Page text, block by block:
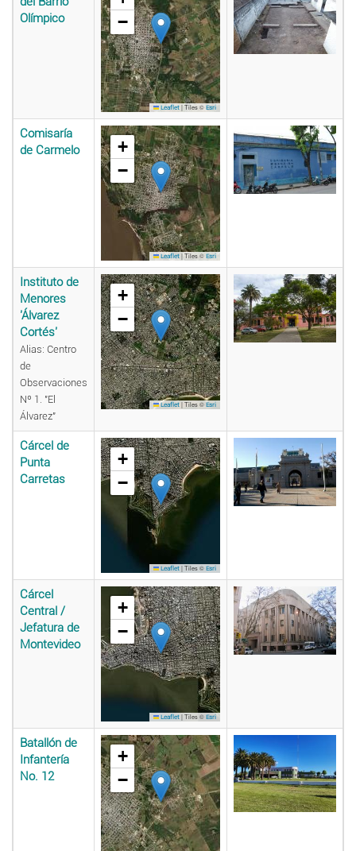
Olímpico
−
Leaflet |Tiles © Esri
Comisaría
de Carmelo
+
−
Leaflet |Tiles © Esri
Instituto de
Menores
'Álvarez
Cortés'
Alias: Centro
de
Observaciones
Nº 1. "El
Álvarez"
+
−
Leaflet |Tiles © Esri
Cárcel de
Punta
Carretas
+
−
Leaflet |Tiles © Esri
Cárcel
Central /
Jefatura de
Montevideo
+
−
Leaflet |Tiles © Esri
Batallón de
Infantería
No. 12
+
−